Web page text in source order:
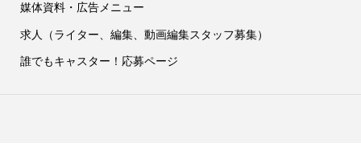
媒体資料・広告メニュー
求人（ライター、編集、動画編集スタッフ募集）
誰でもキャスター！応募ページ